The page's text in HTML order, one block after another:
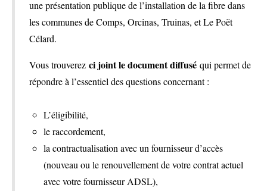
une présentation publique de l’installation de la fibre dans
les communes de Comps, Orcinas, Truinas, et Le Poët
Célard.
Vous trouverez ci joint le document diffusé qui permet de
répondre à l’essentiel des questions concernant :
L’éligibilité,
le raccordement,
la contractualisation avec un fournisseur d’accès
(nouveau ou le renouvellement de votre contrat actuel
avec votre fournisseur ADSL),